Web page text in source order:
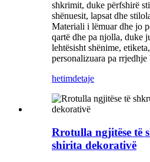
shkrimit, duke përfshirë
shënuesit, lapsat dhe
Materiali i lëmuar dhe jo
qartë dhe pa njolla, duke
lehtësisht shënime,
personalizuara pa rrjedhje
hetimdetaje
Rrotulla ngjitëse të
shirita dekorativë